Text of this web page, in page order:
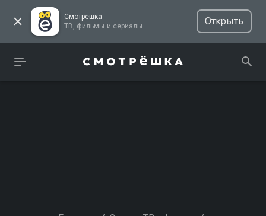
Смотрёшка
ТВ, фильмы и сериалы
Открыть